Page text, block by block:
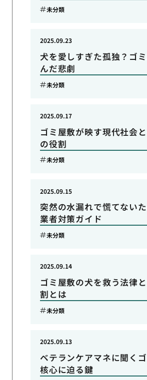
未分類
犬を愛しすぎた孤独？ゴ
んだ悲劇
2025.09.23
未分類
ゴミ屋敷が映す現代社会
の役割
2025.09.17
未分類
突然の水漏れで慌てない
業者対策ガイド
2025.09.15
未分類
ゴミ屋敷の犬を救う法律
割とは
2025.09.14
未分類
ベテランケアマネに聞く
核心に迫る鍵
2025.09.13